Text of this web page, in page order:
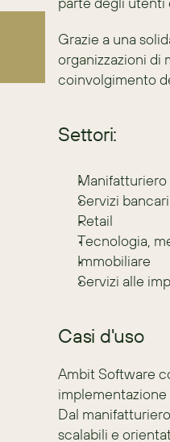
Grazie a una
organizzazioni di
coinvolgimento
Settori:
Manifatturiero
Servizi
Retail
Tecnologia,
Immobiliare
Servizi alle
Casi d'uso
Ambit Software
implementazione
Dal
scalabili e